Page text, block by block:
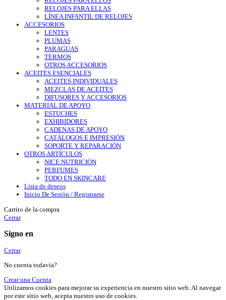
RELOJES PARA ELLAS
LÍNEA INFANTIL DE RELOJES
ACCESORIOS
LENTES
PLUMAS
PARAGUAS
TERMOS
OTROS ACCESORIOS
ACEITES ESENCIALES
ACEITES INDIVIDUALES
MEZCLAS DE ACEITES
DIFUSORES Y ACCESORIOS
MATERIAL DE APOYO
ESTUCHES
EXHIBIDORES
CADENAS DE APOYO
CATÁLOGOS E IMPRESIÓN
SOPORTE Y REPARACIÓN
OTROS ARTÍCULOS
NICE NUTRICIÓN
PERFUMES
TODO EN SKINCARE
Lista de deseos
Inicio De Sesión / Registrarse
Carrito de la compra
Cerrar
Signo en
Cerrar
No cuenta todavía?
Crear una Cuenta
Utilizamos cookies para mejorar su experiencia en nuestro sitio web. Al navegar
por este sitio web, acepta nuestro uso de cookies.